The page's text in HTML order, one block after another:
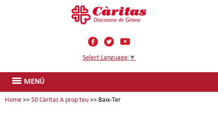
Select Language ▼
MENÚ
Home >> 50 Càritas A prop teu >> Baix-Ter